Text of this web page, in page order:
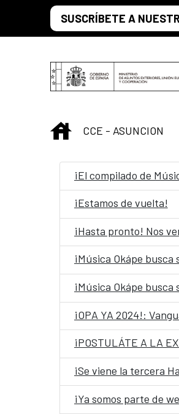
Saut au contenu principal
SUSCRÍBETE A
INICIO
CCE - ASUNCION
¡El compilado de
¡Estamos de vuelta!
¡Hasta pronto! Nos
¡Música Okápe
¡Música Okápe
¡OPA YA 2024!:
¡POSTULÁTE A LA
¡Se viene la tercera
¡Ya somos parte de